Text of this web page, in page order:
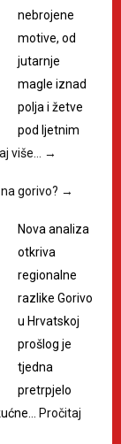
nebrojene
motive, od
jutarnje
magle iznad
polja i žetve
pod ljetnim
više… →
gorivo? →
Nova analiza
otkriva
regionalne
razlike Gorivo
u Hrvatskoj
prošlog je
tjedna
pretrpjelo
Pročitaj